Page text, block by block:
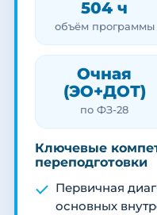
504 ч
объём программы
Очная
(ЭО+ДОТ)
по ФЗ-28
Ключевые
переподготовки
Первичная
основных